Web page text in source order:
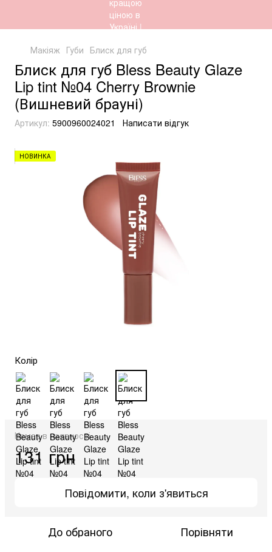
Макіяж Губи Блиск для губ
Блиск для губ Bless Beauty Glaze
Lip tint №04 Cherry Brownie
(Вишневий брауні)
Артикул: 5900960024021 Написати відгук
НОВИНКА
Колір
Немає в наявності
131 грн
Повідомити, коли з'явиться
До обраного Порівняти